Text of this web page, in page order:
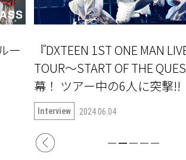
ー
『DXTEEN 1ST ONE MAN
TOUR〜START OF THE
幕！ ツアー中の6人に突撃!!
Interview 2024.06.04